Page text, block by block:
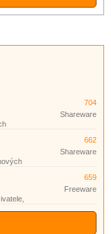
704
Shareware
662
Shareware
659
Freeware